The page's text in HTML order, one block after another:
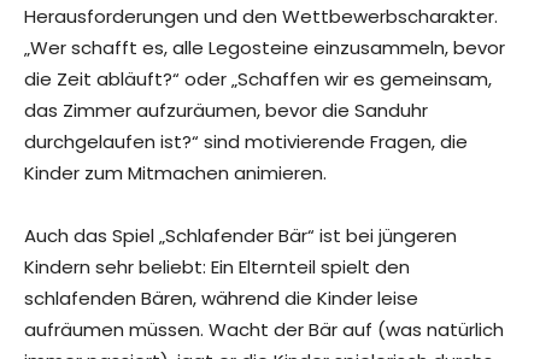
Herausforderungen und den Wettbewerbscharakter.
„Wer schafft es, alle Legosteine einzusammeln, bevor
die Zeit abläuft?“ oder „Schaffen wir es gemeinsam,
das Zimmer aufzuräumen, bevor die Sanduhr
durchgelaufen ist?“ sind motivierende Fragen, die
Kinder zum Mitmachen animieren.
Auch das Spiel „Schlafender Bär“ ist bei jüngeren
Kindern sehr beliebt: Ein Elternteil spielt den
schlafenden Bären, während die Kinder leise
aufräumen müssen. Wacht der Bär auf (was natürlich